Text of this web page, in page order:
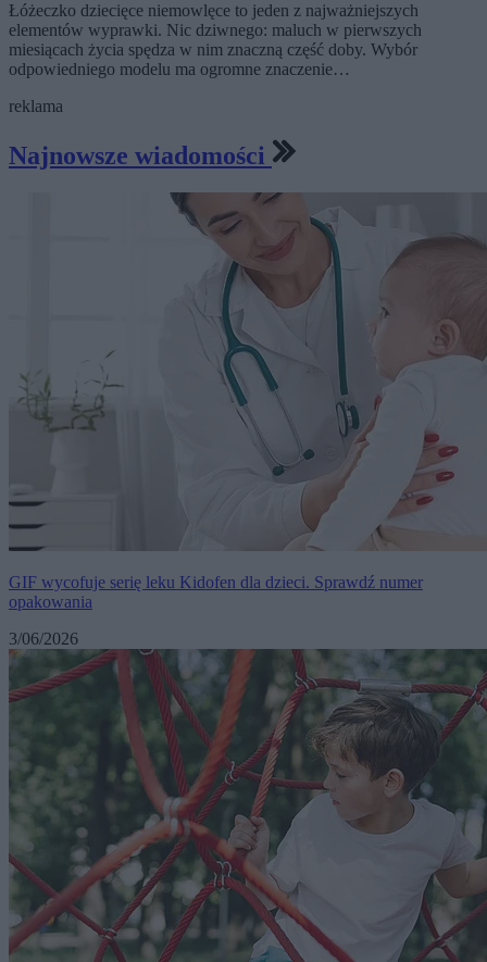
Łóżeczko dziecięce niemowlęce to jeden z najważniejszych
elementów wyprawki. Nic dziwnego: maluch w pierwszych
miesiącach życia spędza w nim znaczną część doby. Wybór
odpowiedniego modelu ma ogromne znaczenie…
reklama
Najnowsze wiadomości
GIF wycofuje serię leku Kidofen dla dzieci. Sprawdź numer
opakowania
3/06/2026